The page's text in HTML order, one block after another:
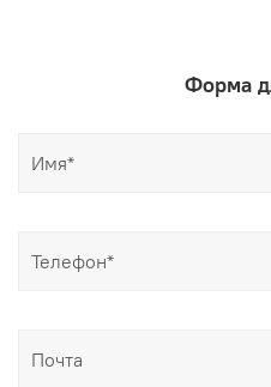
Форма